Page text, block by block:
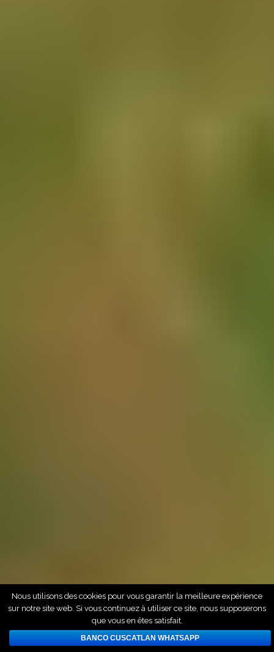
Nous utilisons des cookies pour vous garantir la meilleure expérience
sur notre site web. Si vous continuez à utiliser ce site, nous supposerons
que vous en êtes satisfait.
BANCO CUSCATLAN WHATSAPP